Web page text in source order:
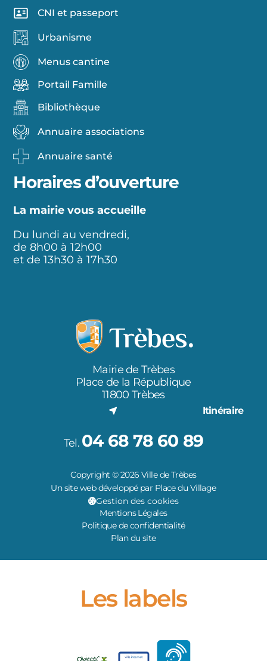
CNI et passeport
Urbanisme
Menus cantine
Portail Famille
Bibliothèque
Annuaire associations
Annuaire santé
Horaires d’ouverture
La mairie vous accueille
Du lundi au vendredi,
de 8h00 à 12h00
et de 13h30 à 17h30
Mairie de Trèbes
Place de la République
11800 Trèbes
Itinéraire
Tel. 04 68 78 60 89
Copyright © 2026 Ville de Trèbes
Un site web développé par Place du Village
Gestion des cookies
Mentions Légales
Politique de confidentialité
Plan du site
Les labels